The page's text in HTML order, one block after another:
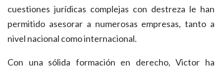
cuestiones jurídicas complejas con destreza le han
permitido asesorar a numerosas empresas, tanto a
nivel nacional como internacional.
Con una sólida formación en derecho, Victor ha